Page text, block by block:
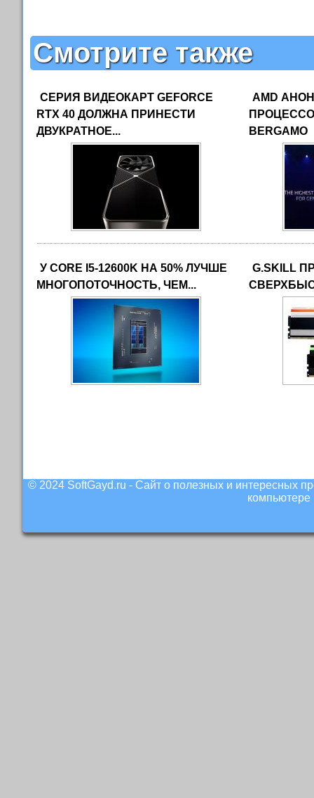
Смотрите также
СЕРИЯ ВИДЕОКАРТ GEFORCE
RTX 40 ДОЛЖНА ПРИНЕСТИ
ДВУКРАТНОЕ...
AMD
BERGAMO
У CORE I5-12600K НА 50% ЛУЧШЕ
МНОГОПОТОЧНОСТЬ, ЧЕМ...
G.SKILL
© 2024 SoftGayd.ru - Сайт о полезных и интересных
компьютере